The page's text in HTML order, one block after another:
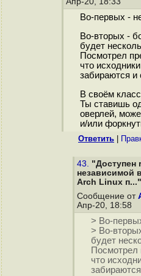
Во-первых -
Во-вторых -
будет
Посмотрел
что
забираются и
В своём
Ты ставишь
оверлей,
и/или
Ответить
43. "Доступен
независимой
Arch Linux п..."
Сообщение от
Апр-20, 18:58
> Во-
> Во-
будет
Посмотрел
что